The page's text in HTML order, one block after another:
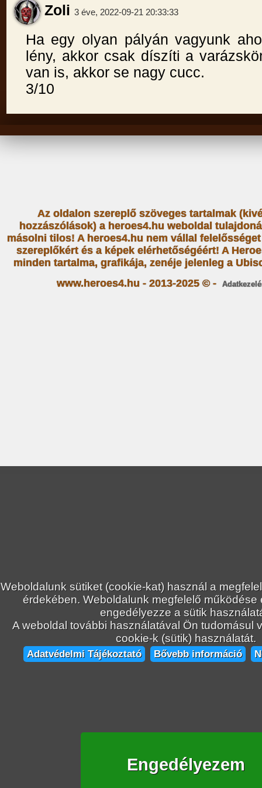
Zoli 3 éve, 2022-09-21 20:33:33
Ha egy olyan pályán vagyunk
lény, akkor csak díszíti a
van is, akkor se nagy cucc.
3/10
Weboldalunk sütiket (cookie-kat) használ a
érdekében. Weboldalunk megfelelő működése
engedélyezze a sütik
A weboldal további használatával Ön tudomásul
cookie-k (sütik) használatát.
Adatvédelmi Tájékoztató Bővebb információ
Engedélyezem
Az oldalon szereplő szöveges tartalmak
hozzászólások) a heroes4.hu weboldal
másolni tilos! A heroes4.hu nem vállal
szereplőkért és a képek elérhetőségéért! A
minden tartalma, grafikája, zenéje jelenleg a
www.heroes4.hu - 2013-2025 © -